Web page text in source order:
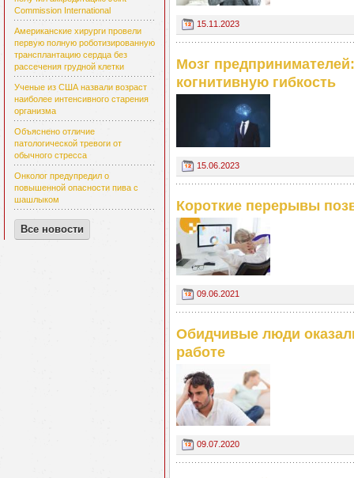
Commission International
Американские хирурги провели
первую полную роботизированную
трансплантацию сердца без
рассечения грудной клетки
Ученые из США назвали возраст
наиболее интенсивного старения
организма
Объяснено отличие
патологической тревоги от
обычного стресса
Онколог предупредил о
повышенной опасности пива с
шашлыком
Все новости
15.11.2023
Мозг
когнитивную гибкость
15.06.2023
Короткие перерывы
09.06.2021
Обидчивые люди
работе
09.07.2020